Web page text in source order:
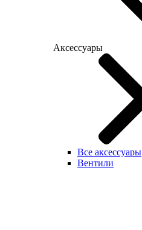
Аксессуары
Все аксессуары
Вентили